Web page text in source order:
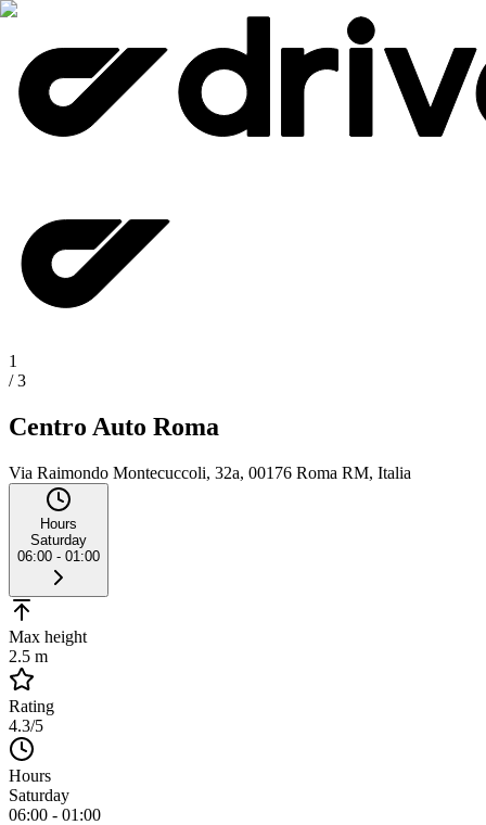
1
/3
Centro Auto Roma
Via Raimondo Montecuccoli, 32a, 00176 Roma RM, Italia
Hours
Saturday
06:00 - 01:00
Max height
2.5 m
Rating
4.3/5
Hours
Saturday
06:00 - 01:00